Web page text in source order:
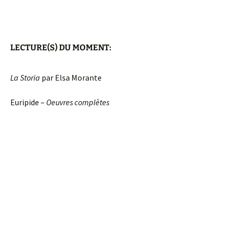
LECTURE(S) DU MOMENT:
La Storia par Elsa Morante
Euripide – Oeuvres complètes